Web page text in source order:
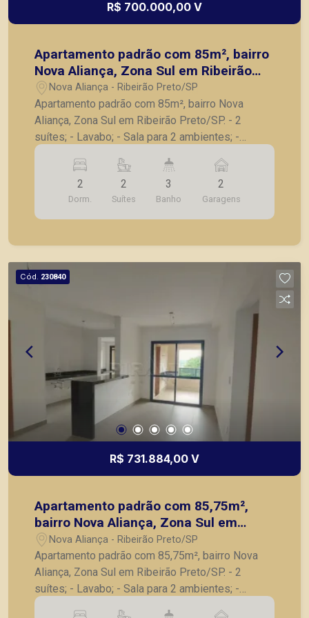
R$ 700.000,00 V
Apartamento padrão com 85m², bairro
Nova Aliança, Zona Sul em Ribeirão
Preto/SP.
Nova Aliança - Ribeirão Preto/SP
Apartamento padrão com 85m², bairro Nova
Aliança, Zona Sul em Ribeirão Preto/SP. - 2
suítes; - Lavabo; - Sala para 2 ambientes; -
Varanda gourmet com churrasqueira; - Cozinha; -
Despensa; - Área de serviço; - 2 vagas de
garagem. A Piramid tem como objetivo atender
seus clientes com agilidade e segurança, em
locação, vendas de imóveis prontos, usados ou
2
Dorm.
2
Suítes
3
Banho
2
Garagens
Cód. 230840
R$ 731.884,00 V
Apartamento padrão com 85,75m²,
bairro Nova Aliança, Zona Sul em
Ribeirão Preto/SP.
Nova Aliança - Ribeirão Preto/SP
Apartamento padrão com 85,75m², bairro Nova
Aliança, Zona Sul em Ribeirão Preto/SP. - 2
suítes; - Lavabo; - Sala para 2 ambientes; -
Varanda gourmet com churrasqueira; - Cozinha; -